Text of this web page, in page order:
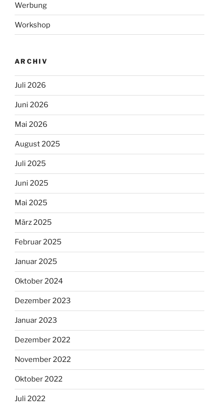
Werbung
Workshop
ARCHIV
Juli 2026
Juni 2026
Mai 2026
August 2025
Juli 2025
Juni 2025
Mai 2025
März 2025
Februar 2025
Januar 2025
Oktober 2024
Dezember 2023
Januar 2023
Dezember 2022
November 2022
Oktober 2022
Juli 2022